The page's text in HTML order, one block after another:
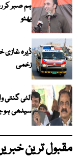
ہم صبر کر
بھٹو
زخمی
الٹی گنتی
سیدھی ہو
مقبول ترین